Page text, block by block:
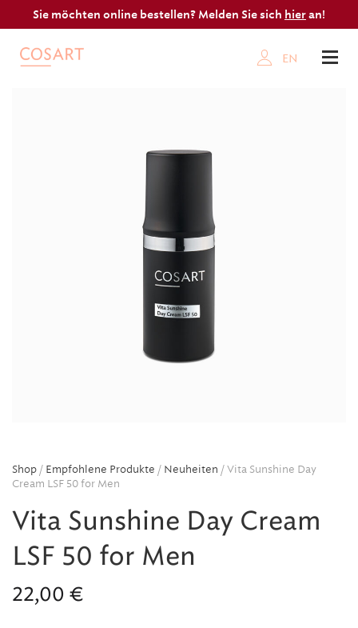
Sie möchten online bestellen? Melden Sie sich hieran!
EN
Shop / Empfohlene Produkte / Neuheiten / Vita Sunshine Day
Cream LSF 50 for Men
Vita Sunshine Day Cream
LSF 50 for Men
22,00 €